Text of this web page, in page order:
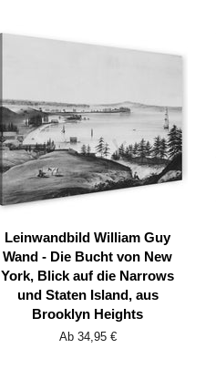
Leinwandbild William Guy
Wand - Die Bucht von New
York, Blick auf die Narrows
und Staten Island, aus
Brooklyn Heights
Ab 34,95 €